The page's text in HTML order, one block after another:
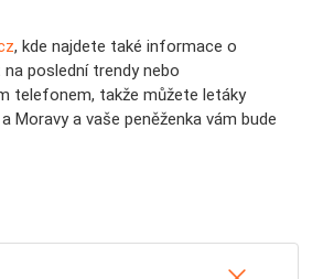
, kde najdete také informace o
poslední trendy nebo
telefonem, takže můžete letáky
Moravy a vaše peněženka vám bude